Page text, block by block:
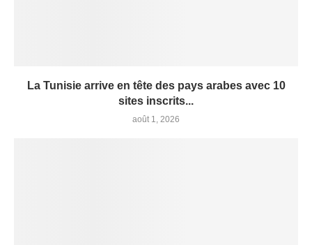
La Tunisie arrive en tête des pays arabes avec 10
sites inscrits...
août 1, 2026